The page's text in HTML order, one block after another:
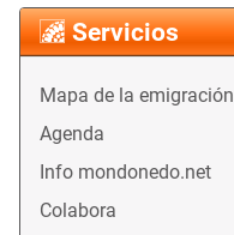
Servicios
Mapa de la emigración
Agenda
Info mondonedo.net
Colabora